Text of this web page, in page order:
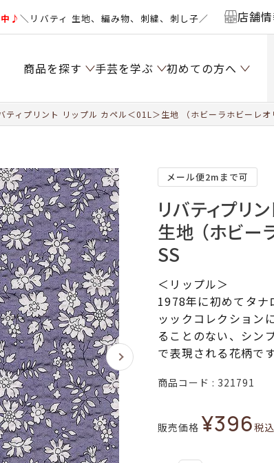
中♪＼リバティ 生地、編み物、刺繍、刺し子／ 店舗
商品を探す 手芸を学ぶ 初めての方へ
ティプリント リップル カペル＜01L＞生地 （ホビーラホビーレ
メール便2mまで可
リバティプリ
生地 （ホビー
SS
＜リップル＞
1978年に初めてタナ
ッックコレクション
ることのない、シン
で表現される花柄です
商品コード 321791
販売価格 ¥396税込